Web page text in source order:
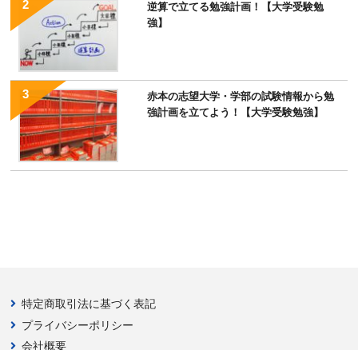
逆算で立てる勉強計画！【大学受験勉
強】
赤本の志望大学・学部の試験情報から勉
強計画を立てよう！【大学受験勉強】
特定商取引法に基づく表記
プライバシーポリシー
会社概要